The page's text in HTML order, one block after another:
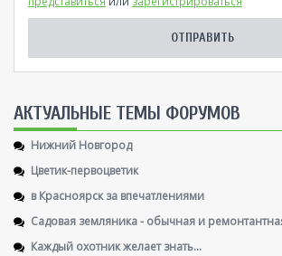
AКТУАЛЬНЫЕ ТЕМЫ ФОРУМОВ
Нижний Новгород
Цветик-первоцветик
в Красноярск за впечатлениями
Садовая земляника - обычная и
Каждый охотник желает знать...